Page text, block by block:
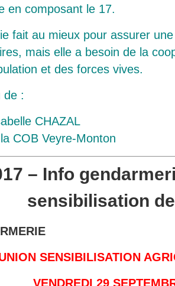
en composant le 17.
fait au mieux pour assurer
mais elle a besoin de la
et des forces vives.
de :
CHAZAL
COB Veyre-Monton
– Info
sensibilisation
SENSIBILISATION
VENDREDI 29